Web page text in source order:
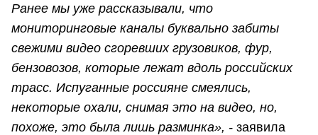
Ранее мы уже рассказывали, что
мониторинговые каналы буквально забиты
свежими видео сгоревших грузовиков, фур,
бензовозов, которые лежат вдоль российских
трасс. Испуганные россияне смеялись,
некоторые охали, снимая это на видео, но,
похоже, это была лишь разминка», - заявила